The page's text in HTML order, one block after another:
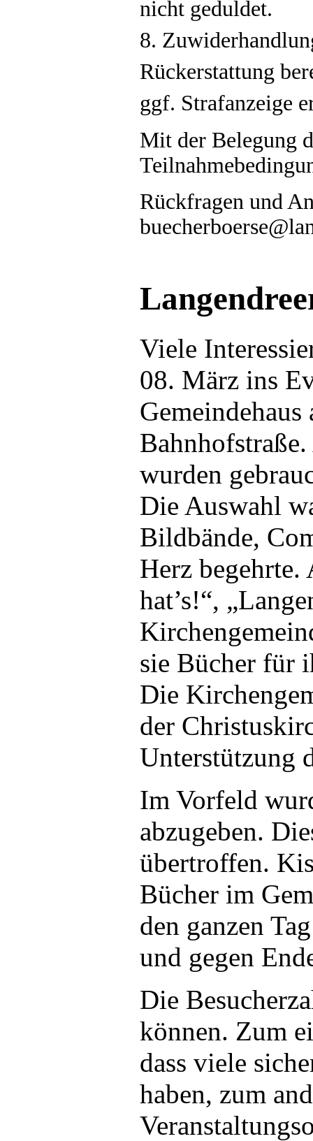
nicht geduldet.
8.
Rückerstattung
ggf. Strafanzeige
Mit der Belegung
Rückfragen und
Viele
08. März ins
wurden
Die Auswahl
Bildbände,
Herz
hat’s!“,
sie Bücher für
Die
der
Unterstützung
Im Vorfeld
abzugeben.
übertroffen.
Bücher im
den ganzen
und gegen
Die
können. Zum
dass viele
haben, zum